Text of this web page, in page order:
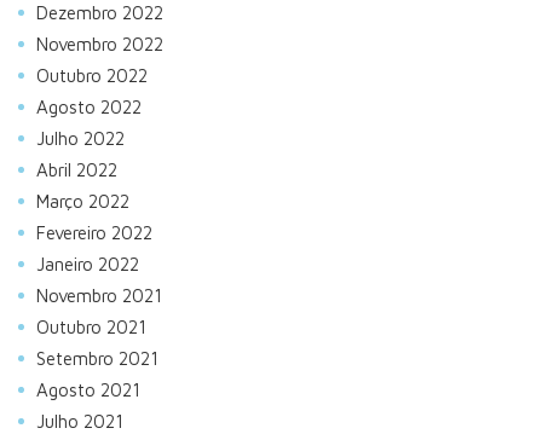
Dezembro 2022
Novembro 2022
Outubro 2022
Agosto 2022
Julho 2022
Abril 2022
Março 2022
Fevereiro 2022
Janeiro 2022
Novembro 2021
Outubro 2021
Setembro 2021
Agosto 2021
Julho 2021